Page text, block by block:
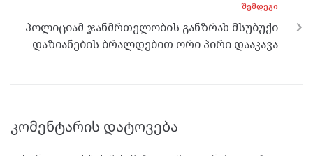
ᲨᲔᲛᲓᲔᲒᲘ
პოლიციამ ჯანმრთელობის განზრახ მსუბუქი
დაზიანების ბრალდებით ორი პირი დააკავა
კომენტარის დატოვება